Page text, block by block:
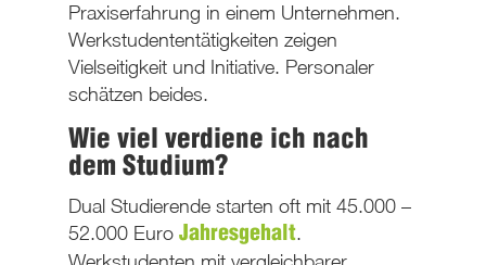
Praxiserfahrung in einem Unternehmen.
Werkstudententätigkeiten zeigen
Vielseitigkeit und Initiative. Personaler
schätzen beides.
Wie viel verdiene ich nach
dem Studium?
Dual Studierende starten oft mit 45.000 –
52.000 Euro Jahresgehalt.